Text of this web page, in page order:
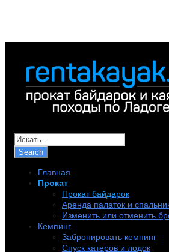
Главная
Прокат
Прокат байдарок
Аренда палаток и
Изменить или отменить
Кемпинг
Забронировать кемпинг
Спуск катеров и лодок